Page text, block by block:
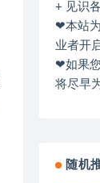
+ 见识
❤本站
业者开
❤如果
将尽早
随机